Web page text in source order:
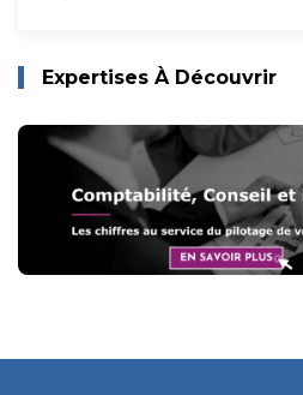
Expertises À Découvrir